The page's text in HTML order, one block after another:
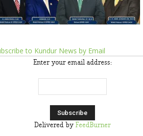
to Kundur News by Email
Enter your email address:
Delivered by FeedBurner